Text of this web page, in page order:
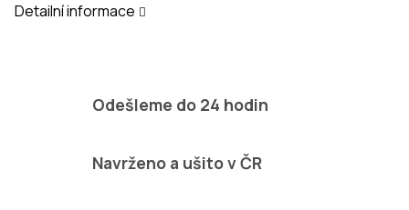
Detailní informace
Odešleme do 24 hodin
Navrženo a ušito v ČR